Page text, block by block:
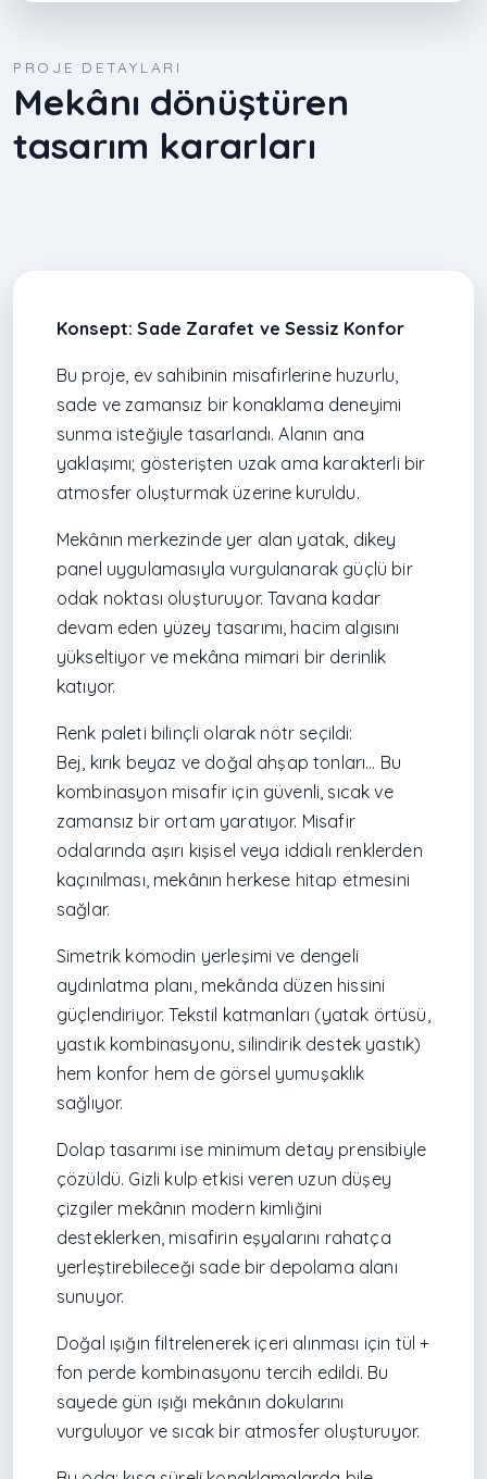
PROJE DETAYLARI
Mekânı dönüştüren
tasarım kararları
Konsept: Sade Zarafet ve Sessiz Konfor
Bu proje, ev sahibinin misafirlerine huzurlu,
sade ve zamansız bir konaklama deneyimi
sunma isteğiyle tasarlandı. Alanın ana
yaklaşımı; gösterişten uzak ama karakterli bir
atmosfer oluşturmak üzerine kuruldu.
Mekânın merkezinde yer alan yatak, dikey
panel uygulamasıyla vurgulanarak güçlü bir
odak noktası oluşturuyor. Tavana kadar
devam eden yüzey tasarımı, hacim algısını
yükseltiyor ve mekâna mimari bir derinlik
katıyor.
Renk paleti bilinçli olarak nötr seçildi:
Bej, kırık beyaz ve doğal ahşap tonları… Bu
kombinasyon misafir için güvenli, sıcak ve
zamansız bir ortam yaratıyor. Misafir
odalarında aşırı kişisel veya iddialı renklerden
kaçınılması, mekânın herkese hitap etmesini
sağlar.
Simetrik komodin yerleşimi ve dengeli
aydınlatma planı, mekânda düzen hissini
güçlendiriyor. Tekstil katmanları (yatak örtüsü,
yastık kombinasyonu, silindirik destek yastık)
hem konfor hem de görsel yumuşaklık
sağlıyor.
Dolap tasarımı ise minimum detay prensibiyle
çözüldü. Gizli kulp etkisi veren uzun düşey
çizgiler mekânın modern kimliğini
desteklerken, misafirin eşyalarını rahatça
yerleştirebileceği sade bir depolama alanı
sunuyor.
Doğal ışığın filtrelenerek içeri alınması için tül +
fon perde kombinasyonu tercih edildi. Bu
sayede gün ışığı mekânın dokularını
vurguluyor ve sıcak bir atmosfer oluşturuyor.